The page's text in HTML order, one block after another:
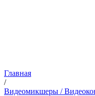
Главная
/
Видеомикшеры /